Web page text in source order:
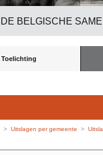
DE BELGISCHE
Toelichting
> Uitslagen per gemeente >